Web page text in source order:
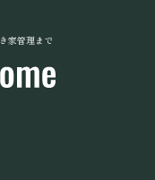
家管理まで